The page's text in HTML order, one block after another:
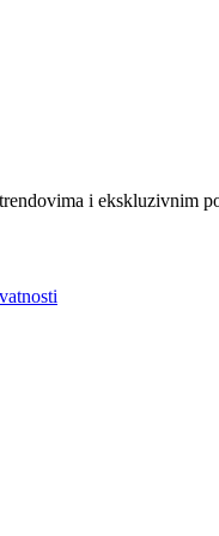
i ekskluzivnim